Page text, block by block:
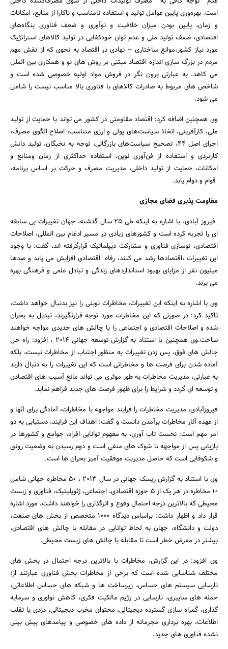
است. بهره‌وری پایین عوامل تولید و استفاده‌ نامناسب و ناکارا از منابع، امکانات
و زمان، پایین بودن میزان خلاقیت و نوآوری و ضعف فناوری بنگاه‌های
اقتصادی، ضعف تولید ملی و عدم توان خودکفایی در تولید کالاهای استراتژیک
مورد نیاز کشور،موانع ساختاری – نهادی در اقتصاد به نحوی که از نقش مهم
مردم در بزرگ سازی اندازه اقتصاد مبتنی بر روش های نو و همکاری بین الملل
می کاهد. به عبارتی برون نگر در فروش مواد اولیه خصوصی شده است و
شاخص های مربوط به صادرات کالاهای با فناوری بالا مناسب نیست را شامل
می شود.
وی همچنین اضافه کرد: اقتصاد مقاومتی در کشور می تواند با حمایت از تولید
ملی، کارآفرینی، اتخاذ سیاست‌های پولی و ارزی متناسب، اصلاح الگوی مصرف،
اجرای اصل 44، تصحیح سیاست‌های بازرگانی، توجه به نخبگان، تولید دانش
کاربردی و استفاده از فن‌آوری نوین، استفاده حداکثری از زمان ومنابع و
امکانات، حمایت از تولید داخلی، مدیریت مصرف و حرکت بر اساس برنامه،
قوام و دوام یابد.
مقاومت پذیری فضای مجازی
فیروز آبادی، با اشاره به اینکه طی 25 سال گذشته، جهان تغییرات بی سابقه
ای را تجربه کرده است و کشورهای زیادی در مسیر ادغام بین المللی، اصلاحات
اقتصادی، نوسازی فناوری و مشارکت دیپلماتیک قرارگرفته اند، گفت: با وجود
این تغییرات ،اقتصادها رشد می کنند، رفاه اقتصادی افزایش می یابد و صدها
میلیون نفر از مزایای بهبود استانداردهای زندگی و تبادل علمی و فرهنگی بهره
می برند.
وی با اشاره به اینکه این تغییرات، مخاطرات نوینی را نیز بدنبال خواهد داشت،
تاکید کرد: در صورتی که این مخاطرات مورد توجه قرارنگیرند، تبدیل به بحران
شده و اصلاحات اقتصادی و اجتماعی را با چالش های جدیدی مواجه خواهند
ساخت.وی همچنین با استناد به گزارش توسعه جهانی 2014 ، افزود: راه حل
چالش های فوق، پس زدن تغییرات به منظور اجتناب از مخاطرات نیست، بلکه
آماده شدن برای فرصت ها و مخاطراتی است که این تغییرات را به دنبال دارند
به عبارتی، مدیریت مخاطرات به طور موثری می تواند مانع آسیب های اقتصادی
و توسعه ای گردد و شرایط را برای ظهور فرصت های جدید فراهم نماید.
فیروزآبادی، مدیریت مخاطرات را فرایند مواجهه با مخاطرات، آمادگی برای آنها و
از عهده آثار مخاطرات برآمدن دانست و گفت: اهداف این فرایند، دستیابی به دو
امر مهم است: نخست تاب آوری، به مفهوم توانایی افراد، جوامع و کشورها در
بازیابی پس از مواجهه با شوک های منفی است و دوم رسیدن به وضعیت رونق
و شکوفایی است که حاصل مدیریت موفقیت آمیز بحران ها است.
وی با استناد به گزارش ریسک جهانی در سال 2013 ، 50 مخاطره جهانی شامل
10 مخاطره در هر یک از 5 حوزه اقتصادی، اجتماعی، ژئوپلیتیک، فناوری و زیست
محیطی که بالاترین درجه احتمال وقوع و اثرگذاری را خواهند داشت، مورد اشاره
قرار داد و اظهار داشت: براساس دیدگاه 1000 متخصص از بخش های صنعت،
دولت و دانشگاه، جهان به لحاظ توانایی در مقابله با چالش های اقتصادی،
بیشتر در معرض خطر است تا مقابله با چالش های زیست محیطی.
وی افزود: در این گزارش، مخاطرات با بالاترین درجه احتمال در بخش های
مختلف شناسایی شده است که برخی از مخاطرات بخش فناوری عبارتند از؛
نارسایی سیستم های حساس، زیرساخت ها و شبکه های حساس اطلاعاتی،
حمله های سایبری، نارسایی در رژیم مالکیت فکری، کاهش نواوری و سرمایه
گذاری، گمراه سازی گسترده دیجیتالی، محتوای مخرب دیجیتالی، دزدی یا تقلب
اطلاعات، بهره برداری مجرمانه از داده های خصوصی و پیامدهای پیش بینی
نشده فناوری های جدید.